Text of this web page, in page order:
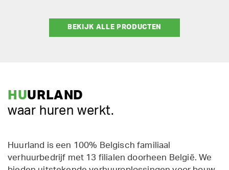
BEKIJK ALLE PRODUCTEN
HUURLAND
waar huren werkt.
Huurland is een 100% Belgisch familiaal
verhuurbedrijf met 13 filialen doorheen België. We